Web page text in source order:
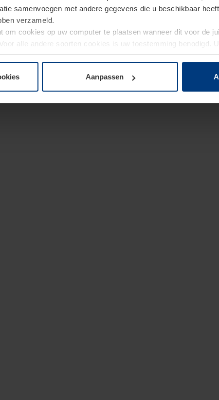
samenvoegen met andere gegevens die u beschikbaar
verzameld.
om cookies op uw computer te plaatsen wanneer dit voor de
alle andere soorten cookies is uw toestemming benodigd.
op paginaPrivacyverklaringop onze website wijzigen
Aanpassen